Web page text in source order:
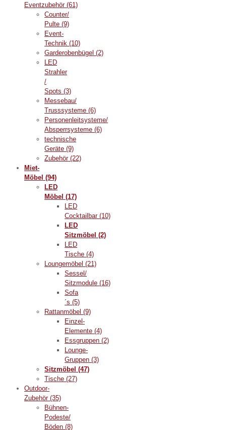
Eventzubehör (61)
Counter/
Pulte (9)
Event-
Technik (10)
Garderobenbügel (2)
LED
Strahler
/
Spots (3)
Messebau/
Trusssysteme (6)
Personenleitsysteme/
Absperrsysteme (6)
technische
Geräte (9)
Zubehör (22)
Miet-
Möbel (94)
LED
Möbel (17)
LED
Cocktailbar (10)
LED
Sitzmöbel (2)
LED
Tische (4)
Loungemöbel (21)
Sessel/
Sitzmodule (16)
Sofa
´s (5)
Rattanmöbel (9)
Einzel-
Elemente (4)
Essgruppen (2)
Lounge-
Gruppen (3)
Sitzmöbel (47)
Tische (27)
Outdoor-
Zubehör (35)
Bühnen-
Podeste/
Böden (8)